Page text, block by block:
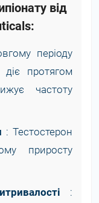
від
періоду
діє протягом
частоту
: Тестостерон
приросту
: